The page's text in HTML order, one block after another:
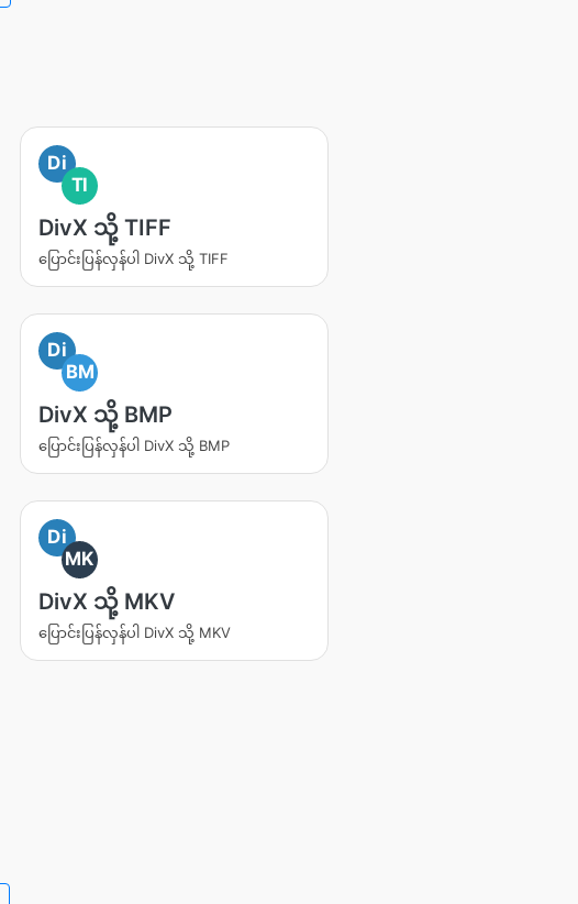
Di
TI
DivX သို့ TIFF
ပြောင်းပြန်လှန်ပါ DivX သို့ TIFF
Di
BM
DivX သို့ BMP
ပြောင်းပြန်လှန်ပါ DivX သို့ BMP
Di
MK
DivX သို့ MKV
ပြောင်းပြန်လှန်ပါ DivX သို့ MKV